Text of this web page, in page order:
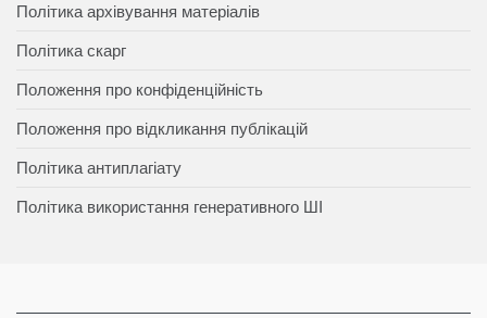
Політика архівування матеріалів
Політика скарг
Положення про конфіденційність
Положення про відкликання публікацій
Політика антиплагіату
Політика використання генеративного ШІ